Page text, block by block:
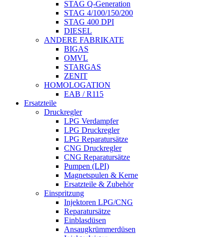
STAG Q-Generation
STAG 4/100/150/200
STAG 400 DPI
DIESEL
ANDERE FABRIKATE
BIGAS
OMVL
STARGAS
ZENIT
HOMOLOGATION
EAB / R115
Ersatzteile
Druckregler
LPG Verdampfer
LPG Druckregler
LPG Reparatursätze
CNG Druckregler
CNG Reparatursätze
Pumpen (LPI)
Magnetspulen & Kerne
Ersatzteile & Zubehör
Einspritzung
Injektoren LPG/CNG
Reparatursätze
Einblasdüsen
Ansaugkrümmerdüsen